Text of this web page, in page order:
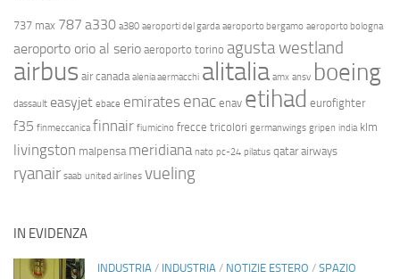
737 max 787 a330 a380 aeroporti del garda aeroporto bergamo aeroporto bologna
aeroporto orio al serio aeroporto torino agusta westland
airbus air canada alenia aermacchi alitalia amx ansv boeing
dassault easyjet ebace emirates enac enav etihad eurofighter
f35 finmeccanica finnair fiumicino frecce tricolori germanwings gripen india klm
livingston malpensa meridiana nato pc-24 pilatus qatar airways
ryanair saab united airlines vueling
IN EVIDENZA
INDUSTRIA / INDUSTRIA / NOTIZIE ESTERO / SPAZIO